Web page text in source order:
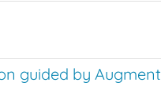
guided by